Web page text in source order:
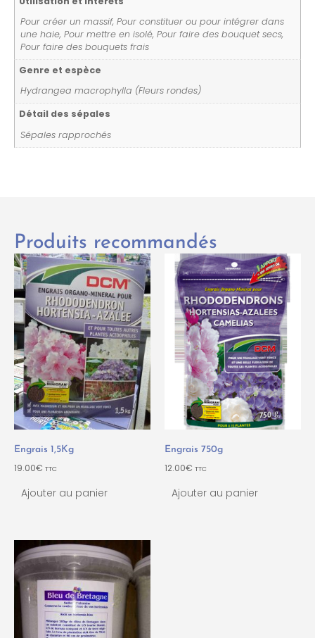
Pour créer un massif, Pour constituer ou pour intégrer dans
une haie, Pour mettre en isolé, Pour faire des bouquet secs,
Pour faire des bouquets frais
Genre et espèce
Hydrangea macrophylla (Fleurs rondes)
Détail des sépales
Sépales rapprochés
Produits recommandés
Engrais 1,5Kg
19.00€ TTC
Ajouter au panier
Engrais 750g
12.00€ TTC
Ajouter au panier